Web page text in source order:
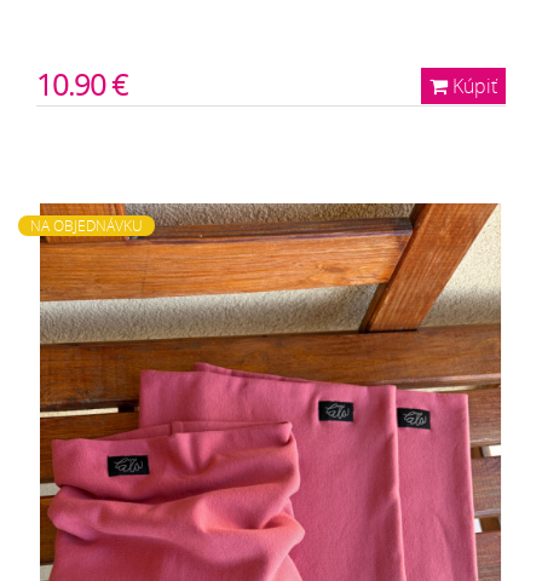
Kúpiť
10.90 €
NA OBJEDNÁVKU